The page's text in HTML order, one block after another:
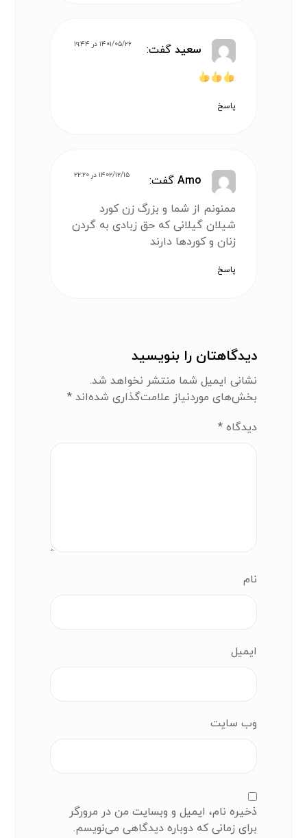
سعید گفت: ۱۴۰۱/۰۵/۲۶ در ۱۹:۴۴
پاسخ
Amo گفت: ۱۴۰۲/۱۲/۱۵ در ۲۲:۲۰
ممنونم از شما و بزرگ زن کورد
شیلان گیلانی که حق زبادی به گردن
زنان و کوردها دارند
پاسخ
دیدگاهتان را بنویسید
نشانی ایمیل شما منتشر نخواهد شد.
بخش‌های موردنیاز علامت‌گذاری شده‌اند*
دیدگاه*
نام
ایمیل
وب‌ سایت
ذخیره نام، ایمیل و وبسایت من در مرورگر
برای زمانی که دوباره دیدگاهی می‌نویسم.